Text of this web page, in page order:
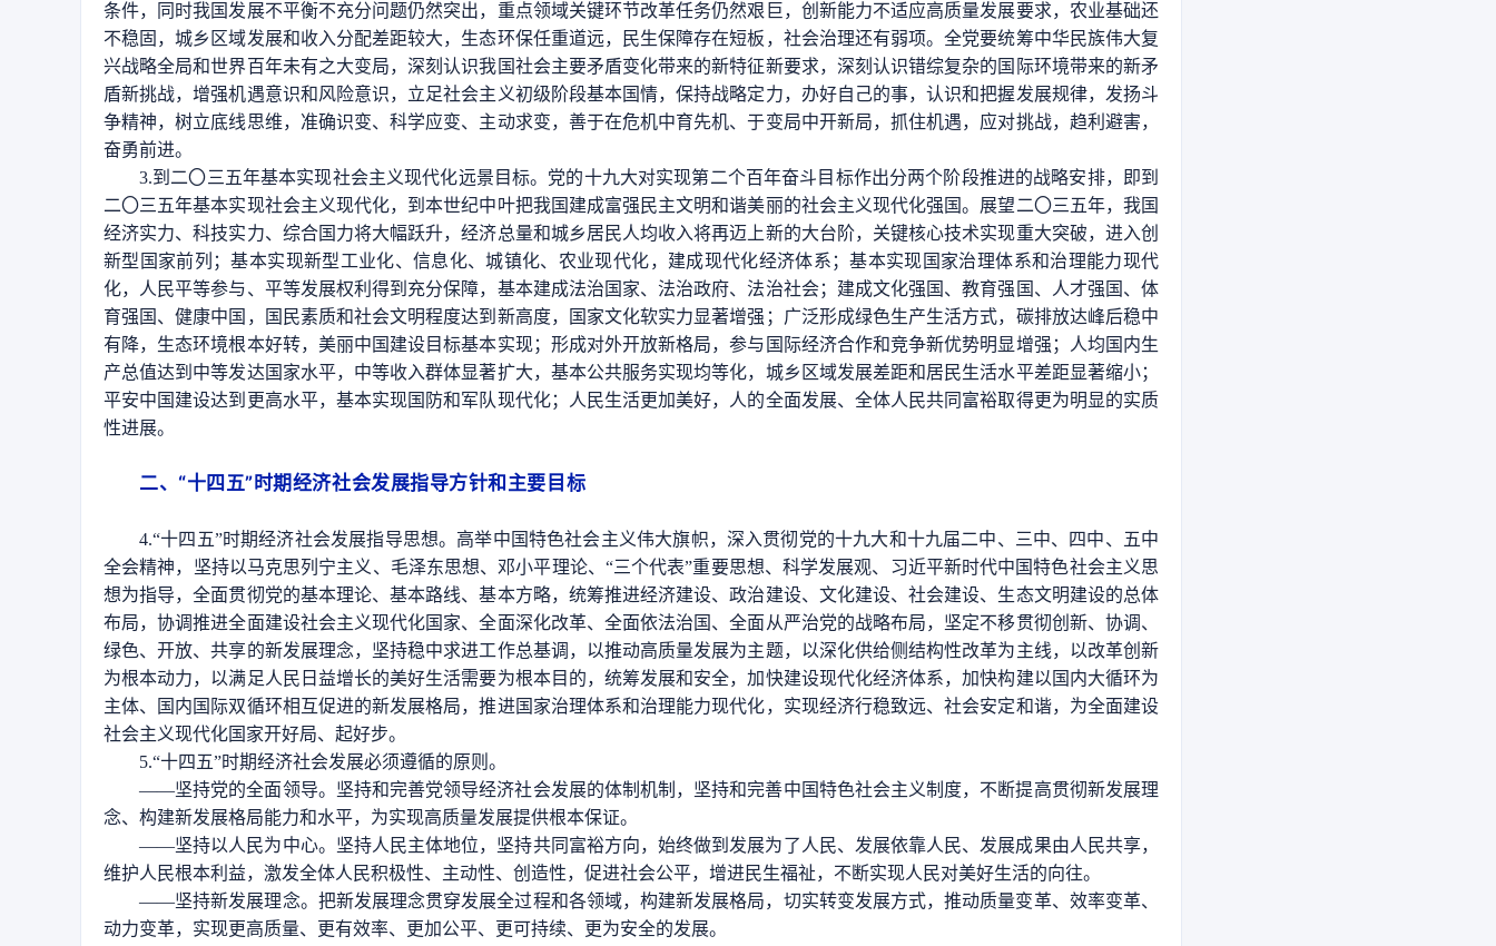
条件，同时我国发展不平衡不充分问题仍然突出，重点领域关键环节改革任务仍然艰巨，创新能力不适应高质量发展要求，农业基础还
不稳固，城乡区域发展和收入分配差距较大，生态环保任重道远，民生保障存在短板，社会治理还有弱项。全党要统筹中华民族伟大复
兴战略全局和世界百年未有之大变局，深刻认识我国社会主要矛盾变化带来的新特征新要求，深刻认识错综复杂的国际环境带来的新矛
盾新挑战，增强机遇意识和风险意识，立足社会主义初级阶段基本国情，保持战略定力，办好自己的事，认识和把握发展规律，发扬斗
争精神，树立底线思维，准确识变、科学应变、主动求变，善于在危机中育先机、于变局中开新局，抓住机遇，应对挑战，趋利避害，
奋勇前进。
3.到二〇三五年基本实现社会主义现代化远景目标。党的十九大对实现第二个百年奋斗目标作出分两个阶段推进的战略安排，即到
二〇三五年基本实现社会主义现代化，到本世纪中叶把我国建成富强民主文明和谐美丽的社会主义现代化强国。展望二〇三五年，我国
经济实力、科技实力、综合国力将大幅跃升，经济总量和城乡居民人均收入将再迈上新的大台阶，关键核心技术实现重大突破，进入创
新型国家前列；基本实现新型工业化、信息化、城镇化、农业现代化，建成现代化经济体系；基本实现国家治理体系和治理能力现代
化，人民平等参与、平等发展权利得到充分保障，基本建成法治国家、法治政府、法治社会；建成文化强国、教育强国、人才强国、体
育强国、健康中国，国民素质和社会文明程度达到新高度，国家文化软实力显著增强；广泛形成绿色生产生活方式，碳排放达峰后稳中
有降，生态环境根本好转，美丽中国建设目标基本实现；形成对外开放新格局，参与国际经济合作和竞争新优势明显增强；人均国内生
产总值达到中等发达国家水平，中等收入群体显著扩大，基本公共服务实现均等化，城乡区域发展差距和居民生活水平差距显著缩小；
平安中国建设达到更高水平，基本实现国防和军队现代化；人民生活更加美好，人的全面发展、全体人民共同富裕取得更为明显的实质
性进展。
二、“十四五”时期经济社会发展指导方针和主要目标
4.“十四五”时期经济社会发展指导思想。高举中国特色社会主义伟大旗帜，深入贯彻党的十九大和十九届二中、三中、四中、五中
全会精神，坚持以马克思列宁主义、毛泽东思想、邓小平理论、“三个代表”重要思想、科学发展观、习近平新时代中国特色社会主义思
想为指导，全面贯彻党的基本理论、基本路线、基本方略，统筹推进经济建设、政治建设、文化建设、社会建设、生态文明建设的总体
布局，协调推进全面建设社会主义现代化国家、全面深化改革、全面依法治国、全面从严治党的战略布局，坚定不移贯彻创新、协调、
绿色、开放、共享的新发展理念，坚持稳中求进工作总基调，以推动高质量发展为主题，以深化供给侧结构性改革为主线，以改革创新
为根本动力，以满足人民日益增长的美好生活需要为根本目的，统筹发展和安全，加快建设现代化经济体系，加快构建以国内大循环为
主体、国内国际双循环相互促进的新发展格局，推进国家治理体系和治理能力现代化，实现经济行稳致远、社会安定和谐，为全面建设
社会主义现代化国家开好局、起好步。
5.“十四五”时期经济社会发展必须遵循的原则。
——坚持党的全面领导。坚持和完善党领导经济社会发展的体制机制，坚持和完善中国特色社会主义制度，不断提高贯彻新发展理
念、构建新发展格局能力和水平，为实现高质量发展提供根本保证。
——坚持以人民为中心。坚持人民主体地位，坚持共同富裕方向，始终做到发展为了人民、发展依靠人民、发展成果由人民共享，
维护人民根本利益，激发全体人民积极性、主动性、创造性，促进社会公平，增进民生福祉，不断实现人民对美好生活的向往。
——坚持新发展理念。把新发展理念贯穿发展全过程和各领域，构建新发展格局，切实转变发展方式，推动质量变革、效率变革、
动力变革，实现更高质量、更有效率、更加公平、更可持续、更为安全的发展。